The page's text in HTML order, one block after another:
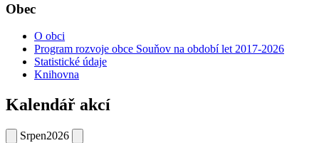
Obec
O obci
Program rozvoje obce Souňov na období let 2017-2026
Statistické údaje
Knihovna
Kalendář akcí
Srpen2026